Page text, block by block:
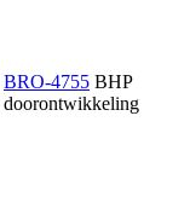
BRO-4755 BHP
doorontwikkeling